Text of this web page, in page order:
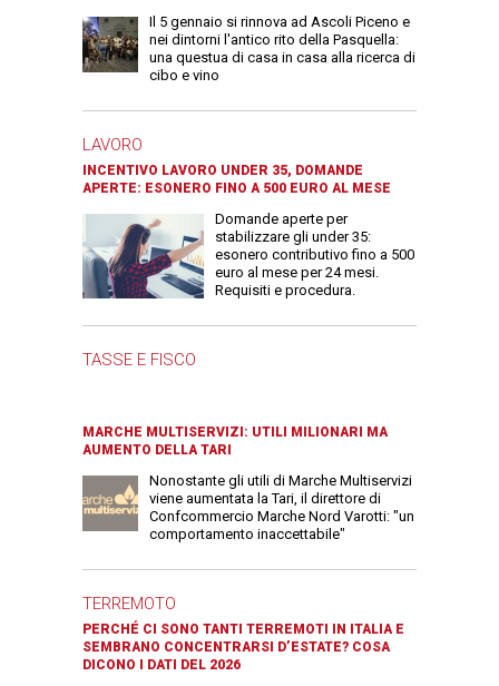
Il 5 gennaio si rinnova ad Ascoli Piceno e
nei dintorni l'antico rito della Pasquella:
una questua di casa in casa alla ricerca di
cibo e vino
LAVORO
INCENTIVO LAVORO UNDER 35, DOMANDE
APERTE: ESONERO FINO A 500 EURO AL MESE
Domande aperte per
stabilizzare gli under 35:
esonero contributivo fino a 500
euro al mese per 24 mesi.
Requisiti e procedura.
TASSE E FISCO
MARCHE MULTISERVIZI: UTILI MILIONARI MA
AUMENTO DELLA TARI
Nonostante gli utili di Marche Multiservizi
viene aumentata la Tari, il direttore di
Confcommercio Marche Nord Varotti: "un
comportamento inaccettabile"
TERREMOTO
PERCHÉ CI SONO TANTI TERREMOTI IN ITALIA E
SEMBRANO CONCENTRARSI D’ESTATE? COSA
DICONO I DATI DEL 2026